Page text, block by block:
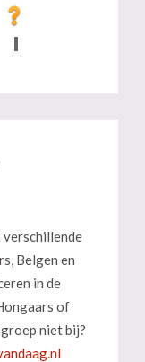
verschillende
Belgen en
in de
of
niet bij?